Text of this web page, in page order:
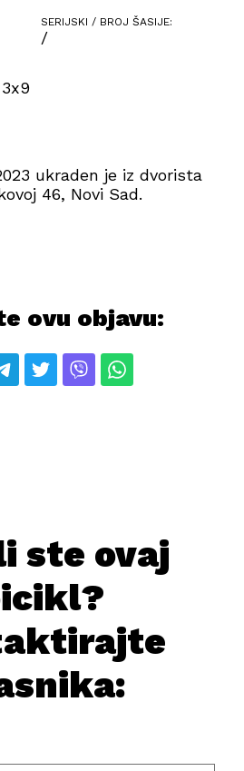
SERIJSKI / BROJ ŠASIJE:
/
ukraden je iz dvorista
46, Novi Sad.
ovu objavu:
ste ovaj